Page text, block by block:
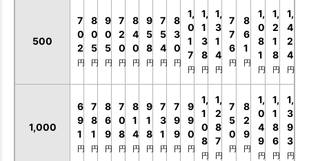
500
7
0
2
円
8
0
5
円
9
0
5
円
7
2
0
円
8
4
0
円
9
5
8
円
7
5
4
円
8
3
0
円
1,
0
1
7
円
1,
1
3
8
円
1,
3
1
4
円
7
7
6
円
8
6
1
円
1,
0
8
1
円
1,
2
1
8
円
1,
4
2
4
円
1,000
6
9
1
円
7
8
1
円
8
6
9
円
7
0
8
円
8
1
4
円
9
1
8
円
7
3
1
円
7
9
9
円
9
9
0
円
1,
1
0
8
円
1,
2
8
7
円
7
5
0
円
8
2
9
円
1,
0
4
9
円
1,
1
8
6
円
1,
3
9
3
円